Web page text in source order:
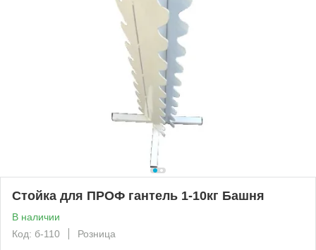
Стойка для ПРОФ гантель 1-10кг Башня
В наличии
Код: б-110
Розница